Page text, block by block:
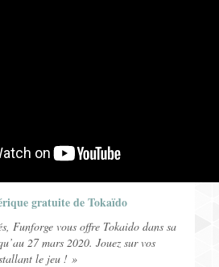
gratuite de Tokaïdo
Funforge vous offre Tokaido dans sa
27 mars 2020. Jouez sur vos
le jeu ! »